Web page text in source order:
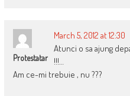
Protestatar
March 5, 2012 at 12:30
Atunci o sa ajung
!!!…
Am ce-mi trebuie , nu ???